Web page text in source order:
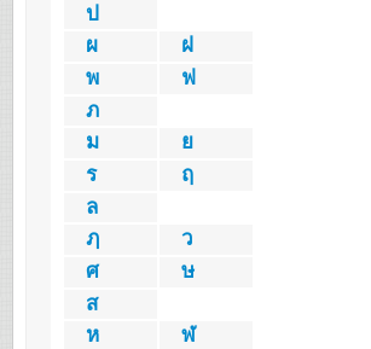
ป
ผ
ฝ
พ
ฟ
ภ
ม
ย
ร
ฤ
ล
ฦ
ว
ศ
ษ
ส
ห
ฬ